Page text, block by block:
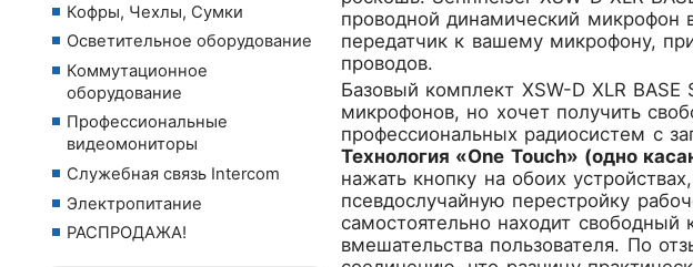
Кофры, Чехлы, Сумки
Осветительное оборудование
Коммутационное
оборудование
Профессиональные
видеомониторы
Служебная связь Intercom
Электропитание
РАСПРОДАЖА!
проводной динамический микрофон
передатчик к вашему микрофону,
проводов.
Базовый комплект XSW-D XLR
микрофонов, но хочет получить
профессиональных радиосистем с
Технология «One Touch» (одно
нажать кнопку на обоих
псевдослучайную перестройку
самостоятельно находит свободный
вмешательства пользователя. По